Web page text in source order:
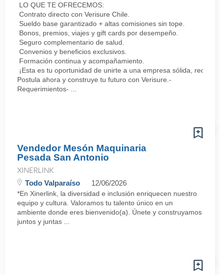
LO QUE TE OFRECEMOS:
Contrato directo con Verisure Chile.
Sueldo base garantizado + altas comisiones sin tope.
Bonos, premios, viajes y gift cards por desempeño.
Seguro complementario de salud.
Convenios y beneficios exclusivos.
Formación continua y acompañamiento.
¡Esta es tu oportunidad de unirte a una empresa sólida,
Postula ahora y construye tu futuro con Verisure.-
Requerimientos- ...
Vendedor Mesón Maquinaria
Pesada San Antonio
XINERLINK
Todo Valparaíso 12/06/2026
*En Xinerlink, la diversidad e inclusión enriquecen nuestro
equipo y cultura. Valoramos tu talento único en un
ambiente donde eres bienvenido(a). Únete y construyamos
juntos y juntas ...